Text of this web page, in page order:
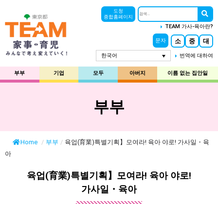
도청
종합홈페이지
TEAM 가사-육아란?
문자 소 중 대
한국어 번역에 대하여
부부 기업 모두 아버지 이름 없는 집안일
부부
Home / 부부 / 육업(育業)특별기획】모여라! 육아 야로! 가사일・육
아
육업(育業)특별기획】모여라! 육아 야로!
가사일・육아